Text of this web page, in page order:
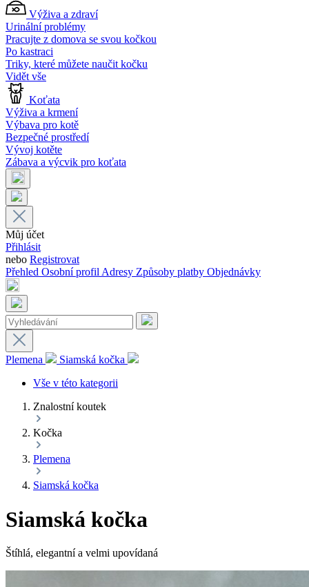
Výživa a zdraví
Urinální problémy
Pracujte z domova se svou kočkou
Po kastraci
Triky, které můžete naučit kočku
Vidět vše
Koťata
Výživa a krmení
Výbava pro kotě
Bezpečné prostředí
Vývoj kotěte
Zábava a výcvik pro koťata
Můj účet
Přihlásit
nebo Registrovat
Přehled Osobní profilAdresy Způsoby platby Objednávky
Plemena
Siamská kočka
Vše v této kategorii
Znalostní koutek
Kočka
Plemena
Siamská kočka
Siamská kočka
Štíhlá, elegantní a velmi upovídaná